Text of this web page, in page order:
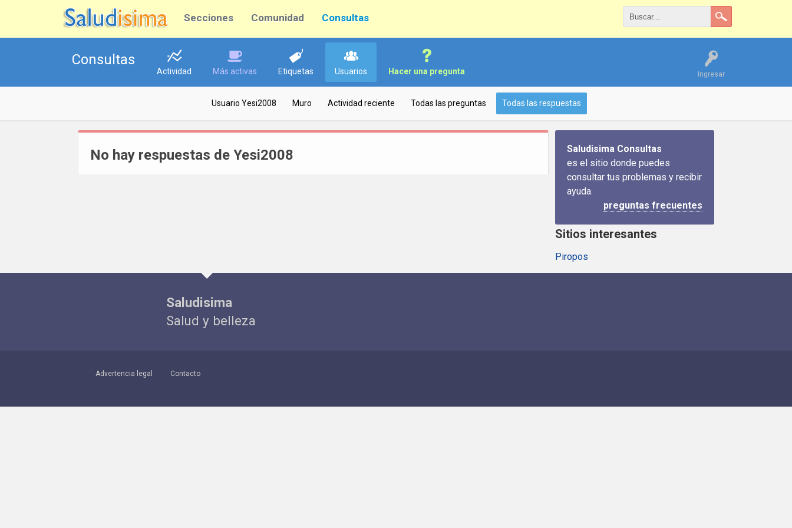
Secciones Comunidad Consultas
Ingresar
Consultas
Actividad Más activas Etiquetas Usuarios Hacer una pregunta
Usuario Yesi2008 Muro Actividad reciente Todas las preguntas Todas las respuestas
No hay respuestas de Yesi2008
Saludisima Consultas
es el sitio donde puedes
consultar tus problemas y recibir
ayuda.
preguntas frecuentes
Sitios interesantes
Piropos
Saludisima
Salud y belleza
Advertencia legal Contacto